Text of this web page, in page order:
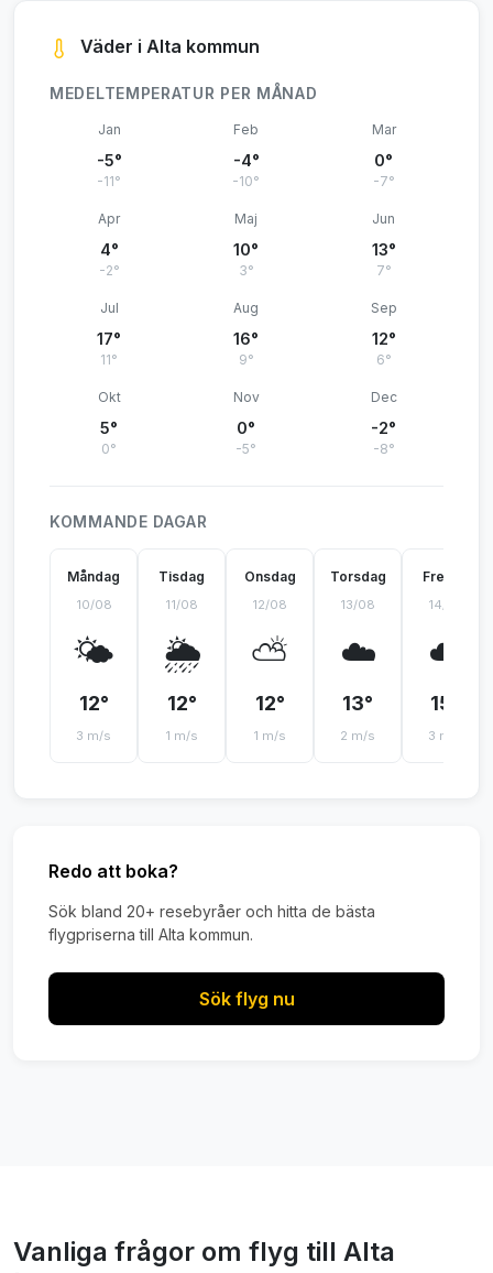
Väder i Alta kommun
MEDELTEMPERATUR PER MÅNAD
Jan
-5°
-11°
Feb
-4°
-10°
Mar
0°
-7°
Apr
4°
-2°
Maj
10°
3°
Jun
13°
7°
Jul
17°
11°
Aug
16°
9°
Sep
12°
6°
Okt
5°
0°
Nov
0°
-5°
Dec
-2°
-8°
KOMMANDE DAGAR
Måndag
10/08
🌤️
12°
3 m/s
Tisdag
11/08
🌦️
12°
1 m/s
Onsdag
12/08
⛅
12°
1 m/s
Torsdag
13/08
☁️
13°
2 m/s
Fredag
14/08
☁️
15°
3 m/s
Redo att boka?
Sök bland 20+ resebyråer och hitta de bästa
flygpriserna till Alta kommun.
Sök flyg nu
Vanliga frågor om flyg till Alta